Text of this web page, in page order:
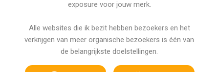
exposure voor jouw merk.
Alle websites die ik bezit hebben bezoekers en het
verkrijgen van meer organische bezoekers is één van
de belangrijkste doelstellingen.